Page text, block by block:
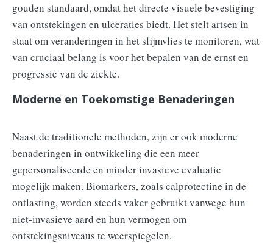
gouden standaard, omdat het directe visuele bevestiging
van ontstekingen en ulceraties biedt. Het stelt artsen in
staat om veranderingen in het slijmvlies te monitoren, wat
van cruciaal belang is voor het bepalen van de ernst en
progressie van de ziekte.
Moderne en Toekomstige Benaderingen
Naast de traditionele methoden, zijn er ook moderne
benaderingen in ontwikkeling die een meer
gepersonaliseerde en minder invasieve evaluatie
mogelijk maken. Biomarkers, zoals calprotectine in de
ontlasting, worden steeds vaker gebruikt vanwege hun
niet-invasieve aard en hun vermogen om
ontstekingsniveaus te weerspiegelen.